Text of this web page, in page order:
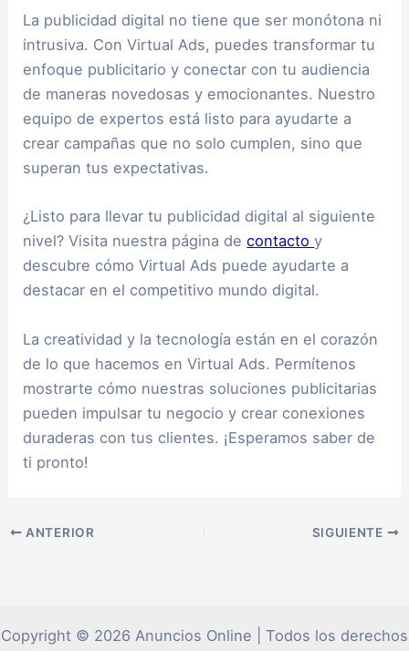
La publicidad digital no tiene que ser monótona ni
intrusiva. Con Virtual Ads, puedes transformar tu
enfoque publicitario y conectar con tu audiencia
de maneras novedosas y emocionantes. Nuestro
equipo de expertos está listo para ayudarte a
crear campañas que no solo cumplen, sino que
superan tus expectativas.
¿Listo para llevar tu publicidad digital al siguiente
nivel? Visita nuestra página decontactoy
descubre cómo Virtual Ads puede ayudarte a
destacar en el competitivo mundo digital.
La creatividad y la tecnología están en el corazón
de lo que hacemos en Virtual Ads. Permítenos
mostrarte cómo nuestras soluciones publicitarias
pueden impulsar tu negocio y crear conexiones
duraderas con tus clientes. ¡Esperamos saber de
ti pronto!
ANTERIOR SIGUIENTE
Copyright © 2026 Anuncios Online | Todos los derechos